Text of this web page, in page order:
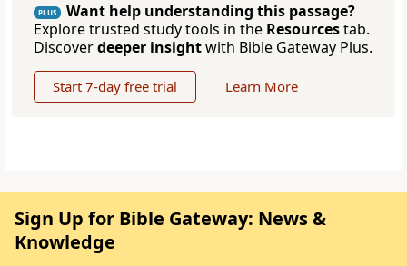
PLUS
Want help understanding this passage?
Explore trusted study tools in the Resourcestab.
Discoverdeeper insightwith Bible Gateway Plus.
Start 7-day free trial Learn More
Sign Up for Bible Gateway: News &
Knowledge